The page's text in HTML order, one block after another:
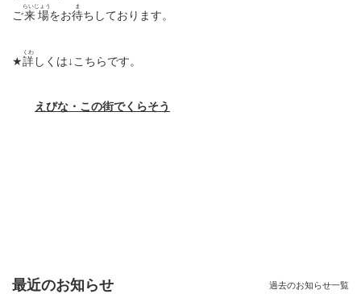
ご来場
らいじょう
をお待
ま
ちしております。
★詳
くわ
しくは↓こちらです。
えびな・この街でくらそう
最近のお知らせ 過去のお知らせ一覧